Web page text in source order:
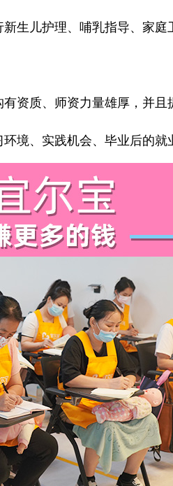
儿护理、哺乳指导、家庭
质、师资力量雄厚，并且
、实践机会、毕业后的就